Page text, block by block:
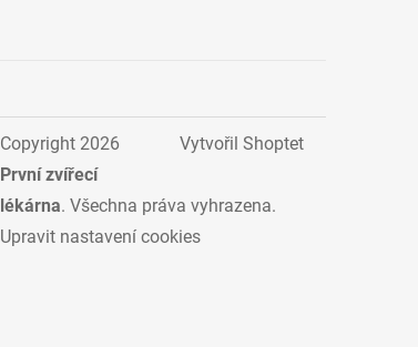
Vytvořil Shoptet
Copyright 2026
První zvířecí
lékárna. Všechna práva vyhrazena.
Upravit nastavení cookies